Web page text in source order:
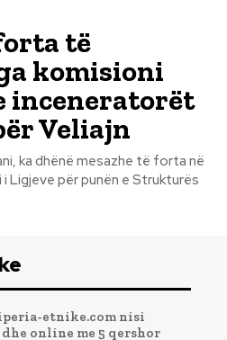
të
komisioni
inceneratorët
Veliajn
ka dhënë mesazhe të forta në
Ligjeve për punën e Strukturës
etnike.com nisi
online me 5 qershor